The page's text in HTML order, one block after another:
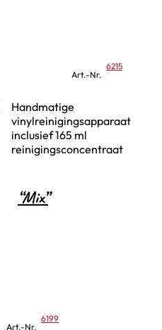
Art.-Nr.
6215
Handmatige
vinylreinigingsapparaat
inclusief 165 ml
reinigingsconcentraat
“Mix”
Art.-Nr.
6199